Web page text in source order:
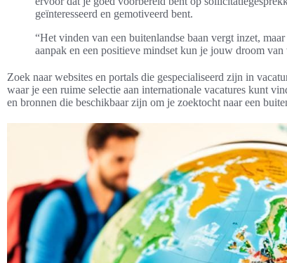
geïnteresseerd en gemotiveerd bent.
“Het vinden van een buitenlandse baan vergt inzet,
aanpak en een positieve mindset kun je jouw droom
Zoek naar websites en portals die gespecialiseerd zijn in
waar je een ruime selectie aan internationale vacatures kunt
en bronnen die beschikbaar zijn om je zoektocht naar een